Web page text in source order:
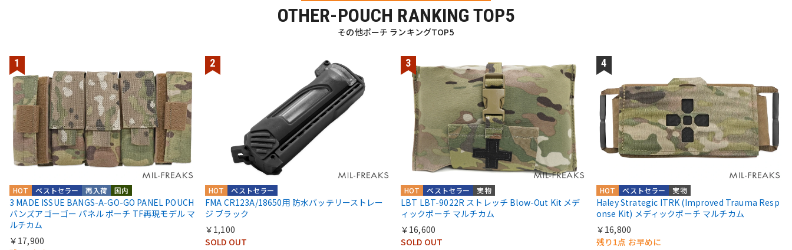
OTHER-POUCH RANKING TOP5
その他ポーチ ランキングTOP5
国内
再入荷
ベストセラー
HOT
3 MADE ISSUE BANGS-A-GO-GO PANEL POUCH
バンズアゴーゴー パネル ポーチ TF再現モデル マ
ルチカム
￥17,900
ベストセラー
HOT
FMA CR123A/18650用 防水バッテリーストレー
ジ ブラック
￥1,100
SOLD OUT
実物
ベストセラー
HOT
LBT LBT-9022R ストレッチ Blow-Out Kit メデ
ィックポーチ マルチカム
￥16,600
SOLD OUT
実物
ベストセラー
HOT
Haley Strategic ITRK (Improved Trauma Resp
onse Kit) メディックポーチ マルチカム
￥16,800
残り1点 お早めに